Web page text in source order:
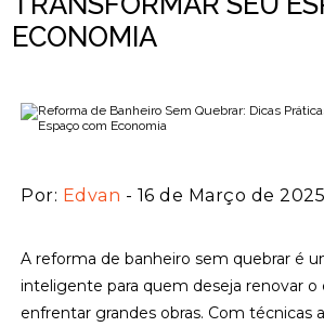
ECONOMIA
Por: Edvan - 16 de Março de 2025
A reforma de banheiro sem quebrar é
inteligente para quem deseja renovar o
enfrentar grandes obras. Com técnicas